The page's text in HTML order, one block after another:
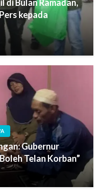
di Bulan Ramadan,
kepada
Gubernur
Telan Korban”